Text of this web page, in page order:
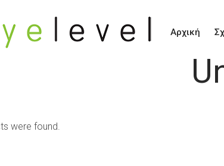
Aρχική
were found.